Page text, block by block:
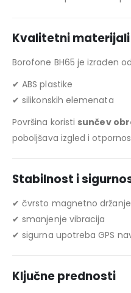
Kvalitetni materijali
Borofone BH65 je izrađen
✔ ABS plastike
✔ silikonskih elemenata
Površina koristi sunčev
poboljšava izgled i
Stabilnost i
✔ čvrsto magnetno držanje
✔ smanjenje vibracija
✔ sigurna upotreba GPS
Ključne prednosti